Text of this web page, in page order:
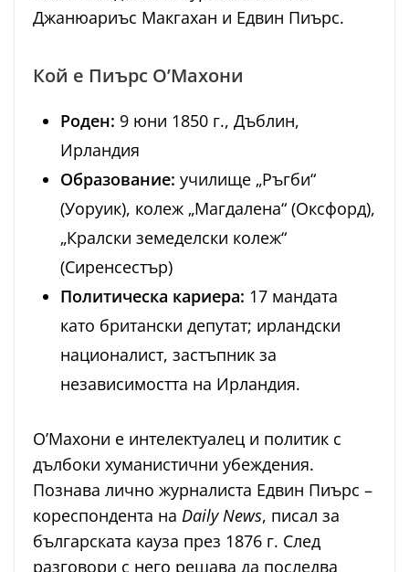
Джанюариъс Макгахан и Едвин Пиърс.
Кой е Пиърс О’Махони
Роден: 9 юни 1850 г., Дъблин,
Ирландия
Образование: училище „Ръгби“
(Уоруик), колеж „Магдалена“ (Оксфорд),
„Кралски земеделски колеж“
(Сиренсестър)
Политическа кариера: 17 мандата
като британски депутат; ирландски
националист, застъпник за
независимостта на Ирландия.
О’Махони е интелектуалец и политик с
дълбоки хуманистични убеждения.
Познава лично журналиста Едвин Пиърс –
кореспондента на Daily News, писал за
българската кауза през 1876 г. След
разговори с него решава да последва